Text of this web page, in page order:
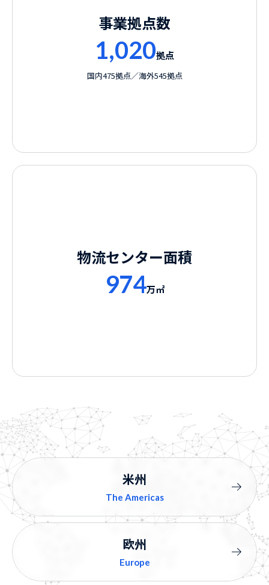
事業拠点数
1,020拠点
国内475拠点／海外545拠点
物流センター面積
974万㎡
米州
The Americas
欧州
Europe